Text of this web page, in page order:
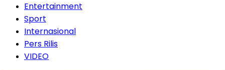
Entertainment
Sport
Internasional
Pers Rilis
VIDEO